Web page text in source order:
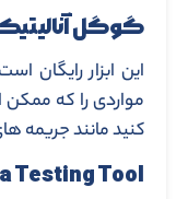
گوگل
این ابزار رایگان
مواردی را که
کنید مانند جریمه
Testing Tool